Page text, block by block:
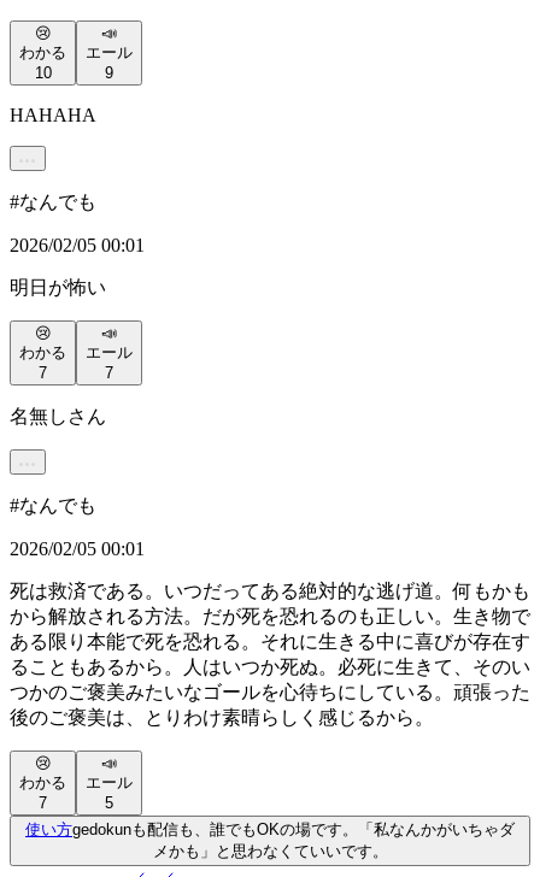
😢
わかる
10
📣
エール
9
HAHAHA
#なんでも
2026/02/05 00:01
明日が怖い
😢
わかる
7
📣
エール
7
名無しさん
#なんでも
2026/02/05 00:01
死は救済である。いつだってある絶対的な逃げ道。何もかも
から解放される方法。だが死を恐れるのも正しい。生き物で
ある限り本能で死を恐れる。それに生きる中に喜びが存在す
ることもあるから。人はいつか死ぬ。必死に生きて、そのい
つかのご褒美みたいなゴールを心待ちにしている。頑張った
後のご褒美は、とりわけ素晴らしく感じるから。
😢
わかる
7
📣
エール
5
使い方gedokunも配信も、誰でもOKの場です。「私なんかがいちゃダ
メかも」と思わなくていいです。